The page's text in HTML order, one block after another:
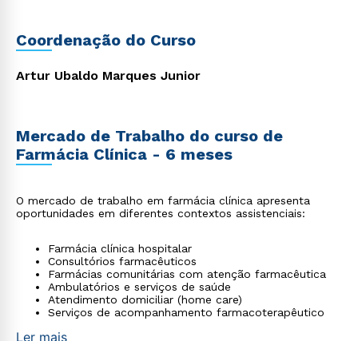
Coordenação do Curso
Artur Ubaldo Marques Junior
Mercado de Trabalho do curso de
Farmácia Clínica - 6 meses
O mercado de trabalho em farmácia clínica apresenta
oportunidades em diferentes contextos assistenciais:
Farmácia clínica hospitalar
Consultórios farmacêuticos
Farmácias comunitárias com atenção farmacêutica
Ambulatórios e serviços de saúde
Atendimento domiciliar (home care)
Serviços de acompanhamento farmacoterapêutico
Ler mais